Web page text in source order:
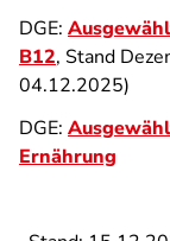
DGE:
B12, Stand
04.12.2025)
DGE:
Ernährung